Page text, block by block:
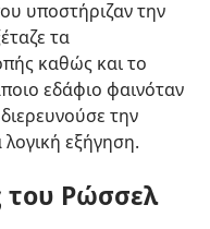
υποστήριζαν την
τα
καθώς και το
εδάφιο φαινόταν
την
εξήγηση.
του Ρώσσελ